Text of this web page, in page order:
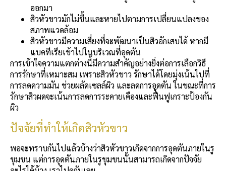
ออกมา
สิวหัวขาวมักไม่ขึ้นและหายไปตามการเปลี่ยนแปลงของ
สภาพแวดล้อม
สิวหัวขาวมีความเสี่ยงที่จะพัฒนาเป็นสิวอักเสบได้ หากมี
แบคทีเรียเข้าไปในบริเวณที่อุดตัน
การเข้าใจความแตกต่างนี้มีความสำคัญอย่างยิ่งต่อการเลือกวิธี
การรักษาที่เหมาะสม เพราะสิวหัวขาว รักษาได้โดยมุ่งเน้นไปที่
การลดความมัน ช่วยผลัดเซลล์ผิว และลดการอุดตัน ในขณะที่การ
รักษาสิวผดจะเน้นการลดการระคายเคืองและฟื้นฟูเกราะป้องกัน
ผิว
ปัจจัยที่ทำให้เกิดสิวหัวขาว
พอจะทราบกันไปแล้วบ้างว่าสิวหัวขาวเกิดจากการอุดตันภายในรู
ขุมขน แต่การอุดตันภายในรูขุมขนนั้นสามารถเกิดจากปัจจัย